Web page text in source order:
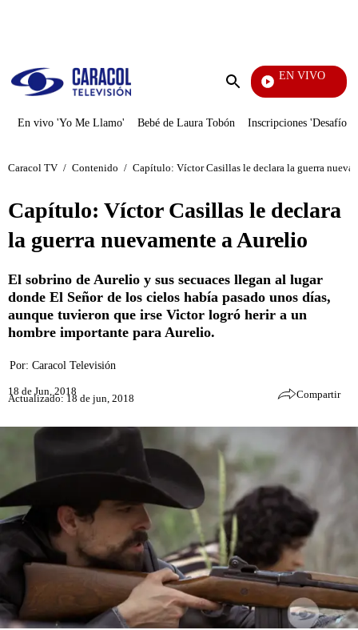
Enviar
EN VIVO
En vivo 'Yo Me Llamo' Bebé de Laura Tobón Inscripciones 'Desafío'
Caracol TV / Contenido / Capítulo: Víctor Casillas le declara la guerra
Capítulo: Víctor Casillas le declara
la guerra nuevamente a Aurelio
El sobrino de Aurelio y sus secuaces llegan al lugar
donde El Señor de los cielos había pasado unos días,
aunque tuvieron que irse Victor logró herir a un
hombre importante para Aurelio.
Por: Caracol Televisión
18 de Jun, 2018
Actualizado: 18 de jun, 2018 Compartir